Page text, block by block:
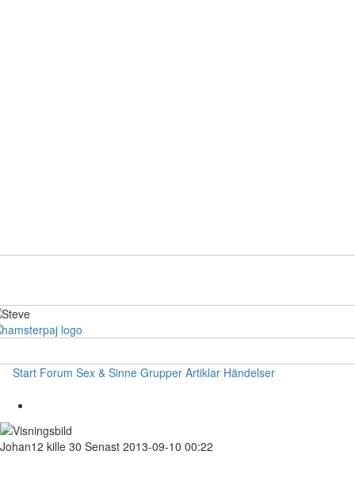
Start Forum Sex & Sinne Grupper Artiklar Händelser
Johan12 kille 30 Senast 2013-09-10 00:22